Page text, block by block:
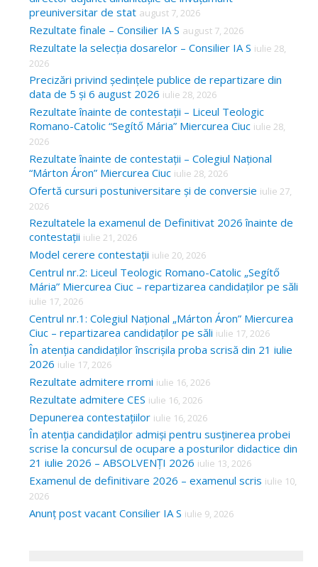
preuniversitar de stat august 7, 2026
Rezultate finale – Consilier IA S august 7, 2026
Rezultate la selecția dosarelor – Consilier IA S iulie 28,
2026
Precizări privind ședințele publice de repartizare din
data de 5 și 6 august 2026 iulie 28, 2026
Rezultate înainte de contestații – Liceul Teologic
Romano-Catolic “Segítő Mária” Miercurea Ciuc iulie 28,
2026
Rezultate înainte de contestații – Colegiul Național
“Márton Áron” Miercurea Ciuc iulie 28, 2026
Ofertă cursuri postuniversitare și de conversie iulie 27,
2026
Rezultatele la examenul de Definitivat 2026 înainte de
contestații iulie 21, 2026
Model cerere contestații iulie 20, 2026
Centrul nr.2: Liceul Teologic Romano-Catolic „Segítő
Mária” Miercurea Ciuc – repartizarea candidaților pe săli
iulie 17, 2026
Centrul nr.1: Colegiul Național „Márton Áron” Miercurea
Ciuc – repartizarea candidaților pe săli iulie 17, 2026
În atenția candidaților înscrișila proba scrisă din 21 iulie
2026 iulie 17, 2026
Rezultate admitere rromi iulie 16, 2026
Rezultate admitere CES iulie 16, 2026
Depunerea contestațiilor iulie 16, 2026
În atenția candidaților admiși pentru susținerea probei
scrise la concursul de ocupare a posturilor didactice din
21 iulie 2026 – ABSOLVENȚI 2026 iulie 13, 2026
Examenul de definitivare 2026 – examenul scris iulie 10,
2026
Anunț post vacant Consilier IA S iulie 9, 2026